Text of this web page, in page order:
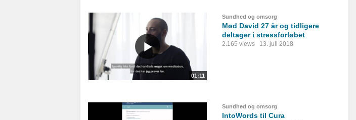
01:11
Sundhed og omsorg
Mød David 27 år og tidligere
deltager i stressforløbet
2.165 views 13. juli 2018
Sundhed og omsorg
IntoWords til Cura